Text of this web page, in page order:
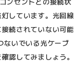
しています。光回線
続されていない可能
ないでいる光ケーブ
認してみましょう。